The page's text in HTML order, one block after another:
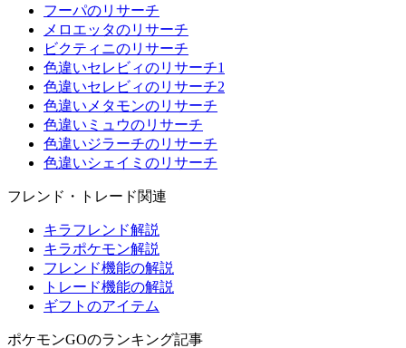
フーパのリサーチ
メロエッタのリサーチ
ビクティニのリサーチ
色違いセレビィのリサーチ1
色違いセレビィのリサーチ2
色違いメタモンのリサーチ
色違いミュウのリサーチ
色違いジラーチのリサーチ
色違いシェイミのリサーチ
フレンド・トレード関連
キラフレンド解説
キラポケモン解説
フレンド機能の解説
トレード機能の解説
ギフトのアイテム
ポケモンGOのランキング記事